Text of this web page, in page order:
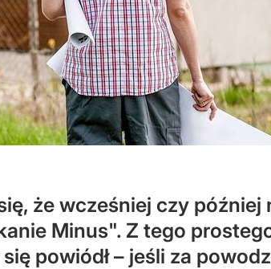
że wcześniej czy
Minus". Z tego
powiódł – jeśli za